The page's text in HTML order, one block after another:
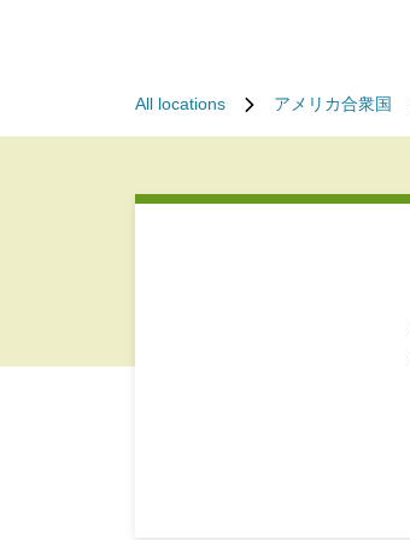
All locations アメリカ合衆国